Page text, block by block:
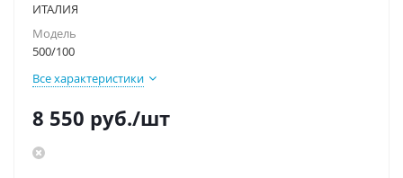
ИТАЛИЯ
Модель
500/100
Все характеристики
8 550 руб./шт